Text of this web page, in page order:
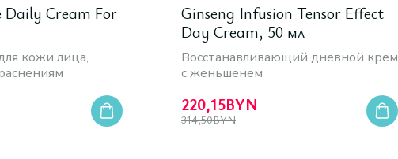
Daily Cream For
кожи лица,
Ginseng Infusion Tensor Effect
Day Cream, 50 мл
Восстанавливающий дневной крем
с женьшенем
220,15BYN
314,50BYN